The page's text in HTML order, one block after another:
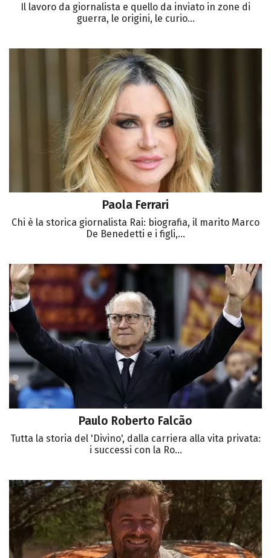
Il lavoro da giornalista e quello da inviato in zone di
guerra, le origini, le curio...
Paola Ferrari
Chi è la storica giornalista Rai: biografia, il marito Marco
De Benedetti e i figli,...
Paulo Roberto Falcão
Tutta la storia del 'Divino', dalla carriera alla vita privata:
i successi con la Ro...